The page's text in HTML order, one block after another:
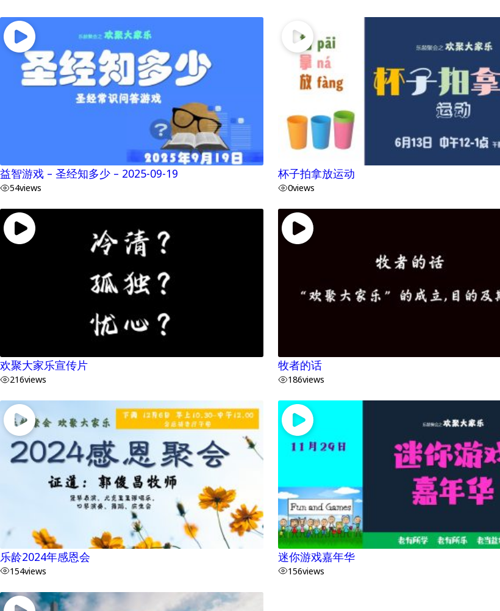
益智游戏 – 圣经知多少 – 2025-09-19
54views
杯子拍拿放运动
0views
欢聚大家乐宣传片
216views
牧者的话
186views
乐龄2024年感恩会
154views
迷你游戏嘉年华
156views